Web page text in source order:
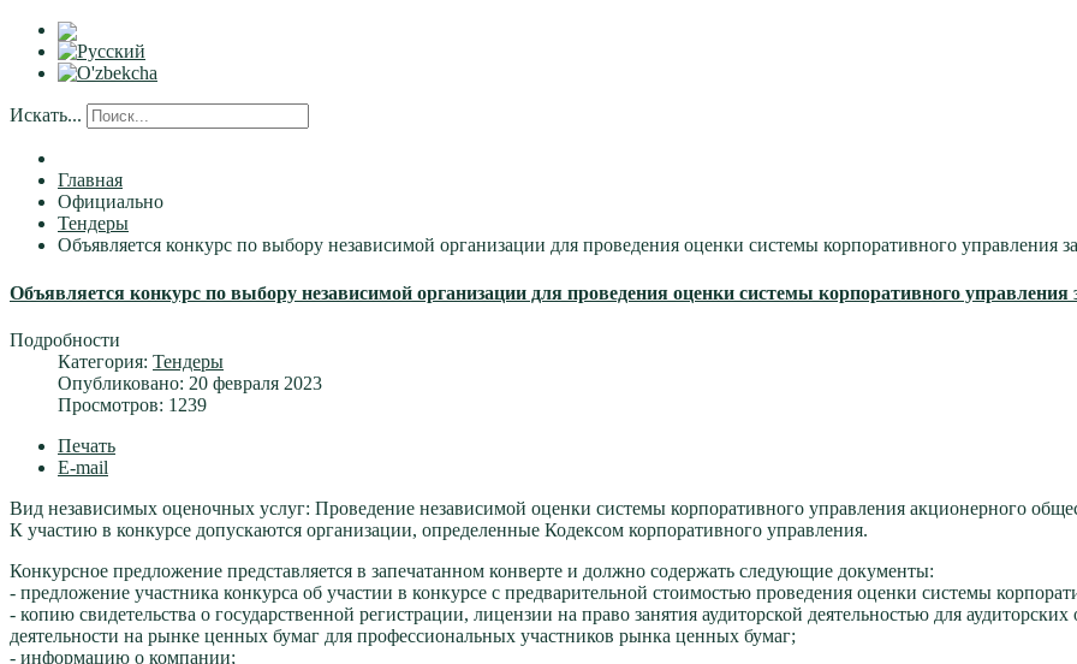
Искать...
Главная
Официально
Тендеры
Объявляется конкурс по выбору независимой организации для проведения оценки системы корпоративного управления
Объявляется конкурс по выбору независимой организации для проведения оценки системы корпоративного управления
Подробности
Категория: Тендеры
Опубликовано: 20 февраля 2023
Просмотров: 1239
Печать
E-mail
Вид независимых оценочных услуг: Проведение независимой оценки системы корпоративного управления акционерного
К участию в конкурсе допускаются организации, определенные Кодексом корпоративного управления.
Конкурсное предложение представляется в запечатанном конверте и должно содержать следующие документы:
- предложение участника конкурса об участии в конкурсе с предварительной стоимостью проведения оценки системы
- копию свидетельства о государственной регистрации, лицензии на право занятия аудиторской деятельностью для
деятельности на рынке ценных бумаг для профессиональных участников рынка ценных бумаг;
- информацию о компании;